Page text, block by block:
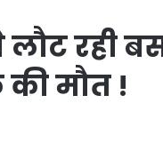
लौट रही
मौत !